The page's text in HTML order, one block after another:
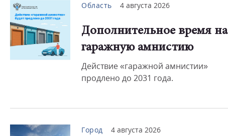
Область 4 августа 2026
Дополнительное время на
гаражную амнистию
Действие «гаражной амнистии»
продлено до 2031 года.
Город 4 августа 2026